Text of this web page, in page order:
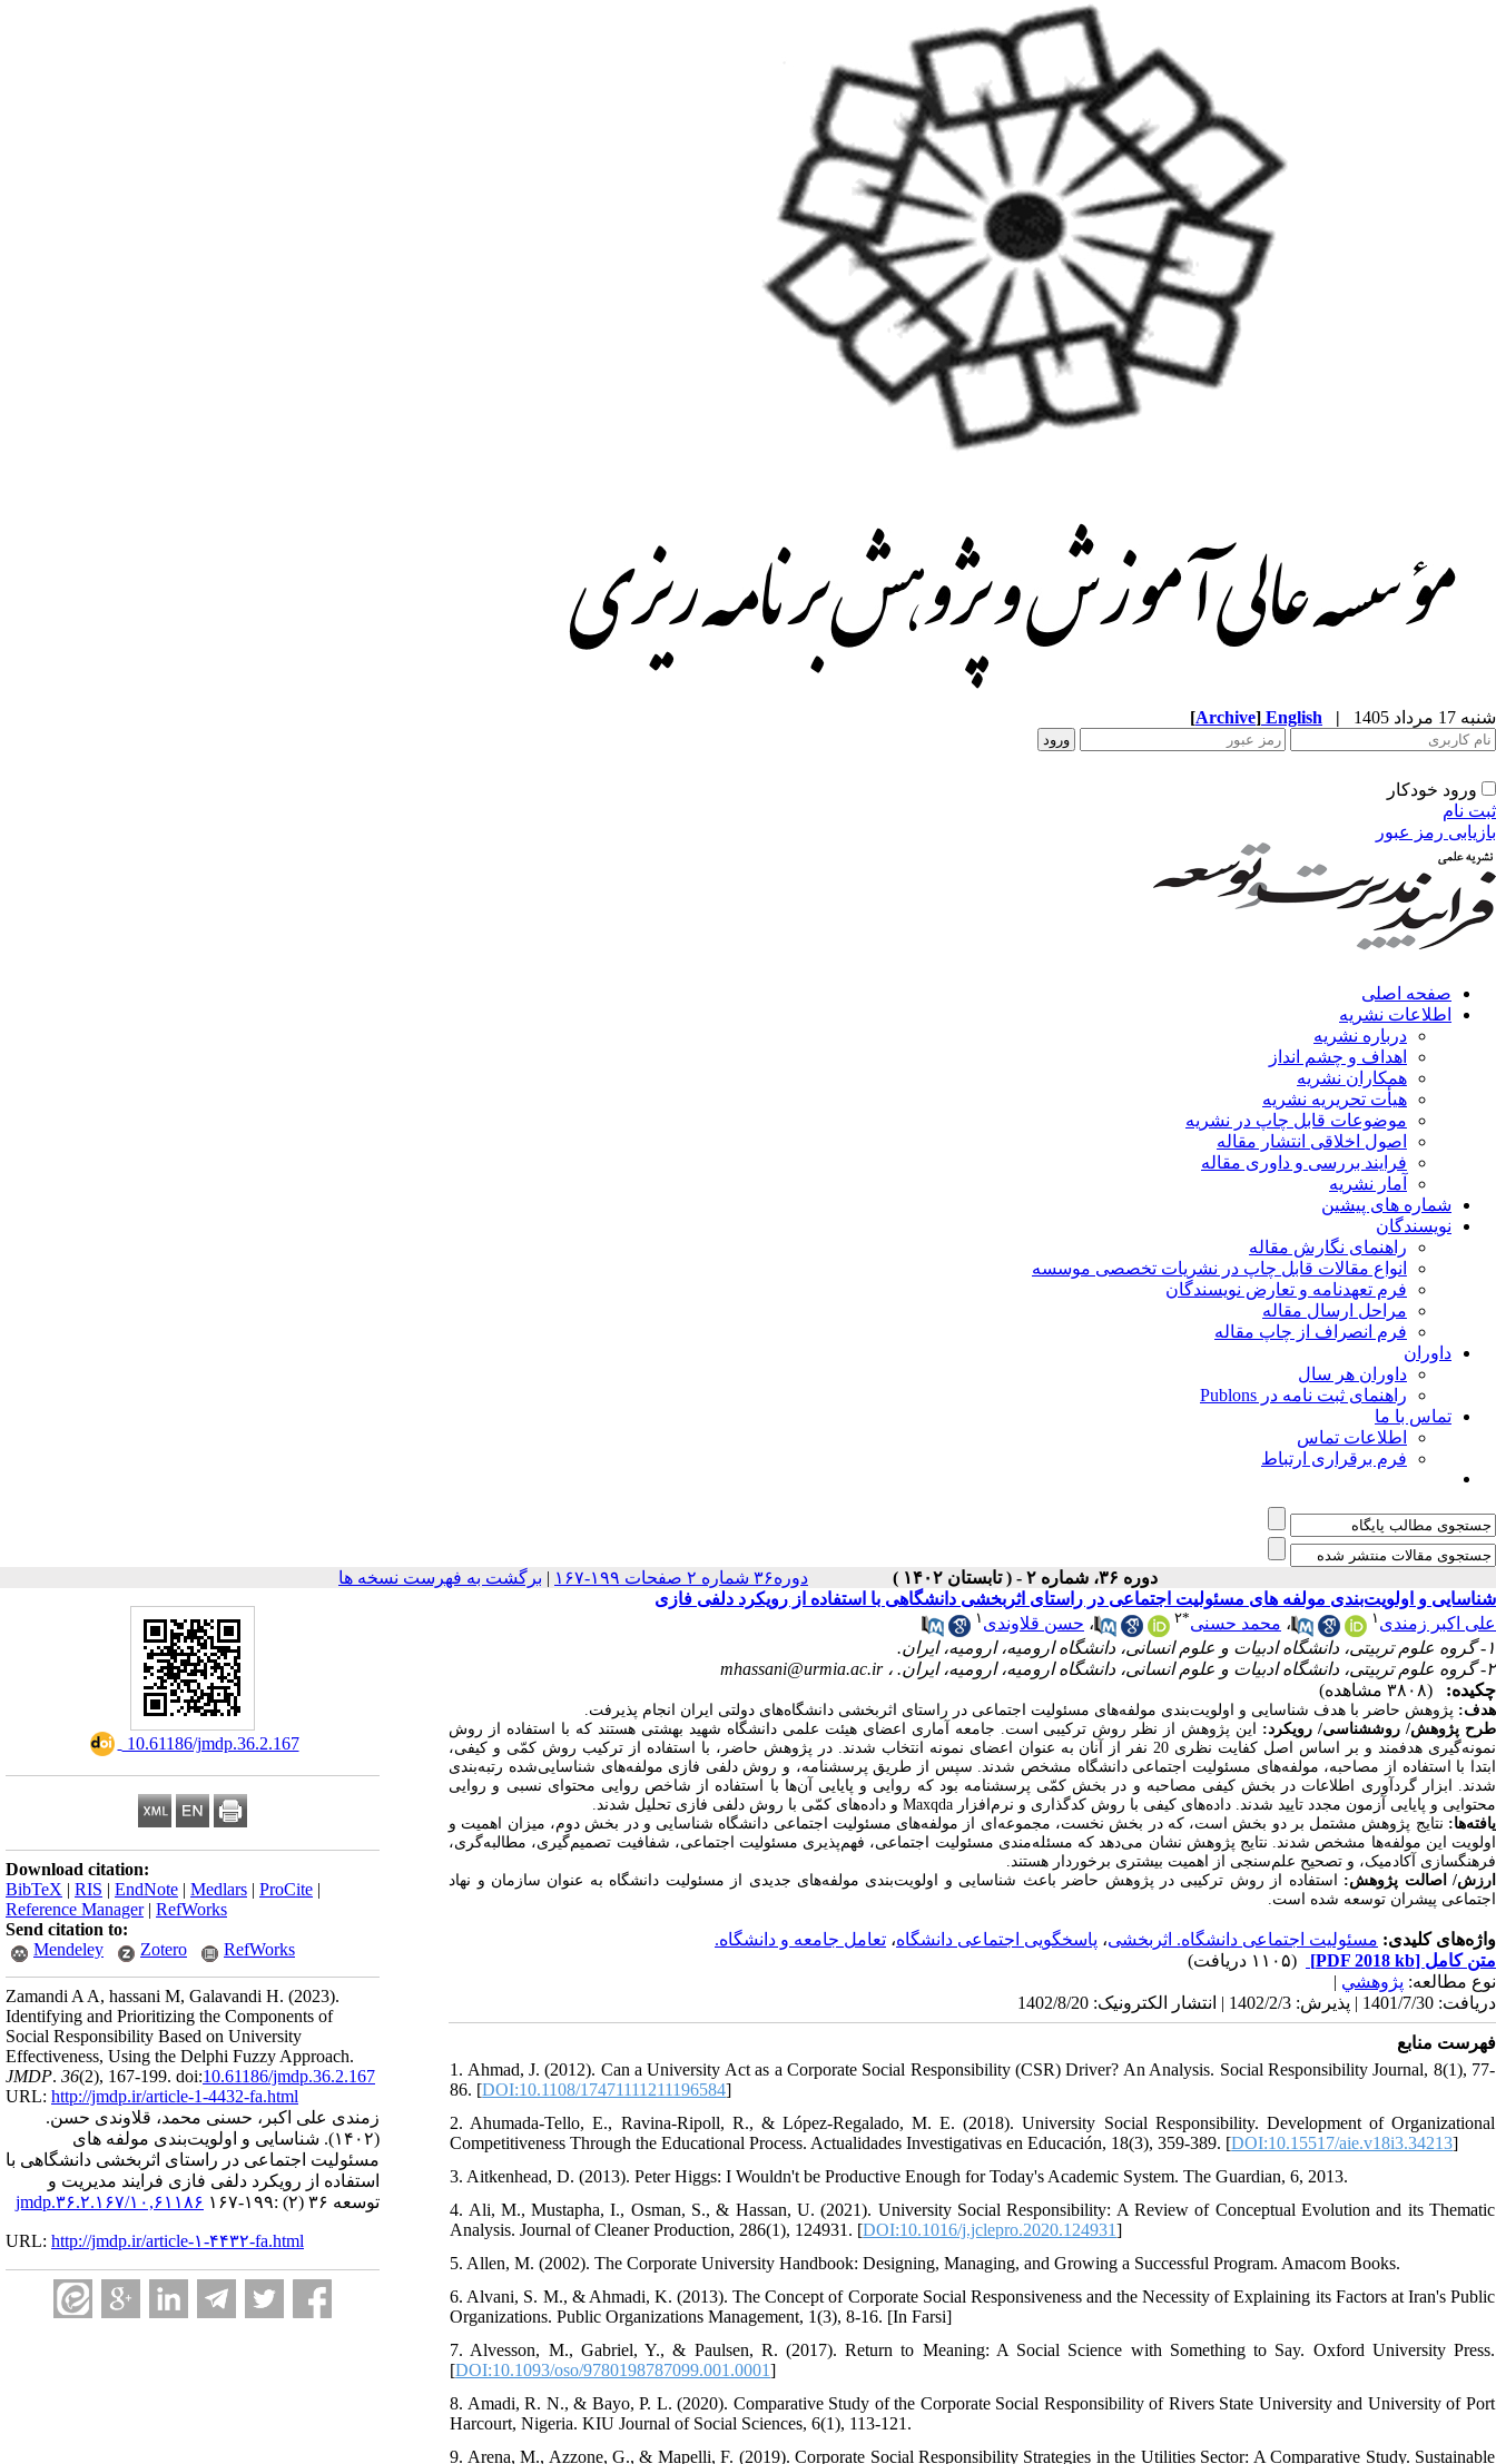
شنبه 17 مرداد 1405 |
English
[Archive]
ورود خودکار
ثبت نام
بازیابی رمز عبور
صفحه اصلی
اطلاعات نشریه
درباره نشریه
اهداف و چشم انداز
همکاران نشریه
هیأت تحریریه نشریه
موضوعات قابل چاپ در نشریه
اصول اخلاقی انتشار مقاله
فرایند بررسی و داوری مقاله
آمار نشریه
شماره های پیشین
نویسندگان
راهنمای نگارش مقاله
انواع مقالات قابل چاپ در نشریات تخصصی موسسه
فرم تعهدنامه و تعارض نویسندگان
مراحل ارسال مقاله
فرم انصراف از چاپ مقاله
داوران
داوران هر سال
راهنمای ثبت نامه در Publons
تماس با ما
اطلاعات تماس
فرم برقراری ارتباط
دوره ۳۶، شماره ۲ - ( تابستان ۱۴۰۲ ) دوره۳۶ شماره ۲ صفحات ۱۹۹-۱۶۷ | برگشت به فهرست نسخه ها
‎ 10.61186/jmdp.36.2.167
Download citation:
BibTeX | RIS | EndNote | Medlars | ProCite |
Reference Manager| RefWorks
Send citation to:
Mendeley
Zotero RefWorks
Zamandi A A, hassani M, Galavandi H. (2023).
Identifying and Prioritizing the Components of
Social Responsibility Based on University
Effectiveness, Using the Delphi Fuzzy Approach.
JMDP. 36(2), 167-199. doi:10.61186/jmdp.36.2.167
URL: http://jmdp.ir/article-1-4432-fa.html
زمندی علی اکبر، حسنی محمد، قلاوندی حسن.
(۱۴۰۲).
شناسایی و اولویت‌بندی مولفه های
مسئولیت اجتماعی در راستای اثربخشی دانشگاهی با
استفاده از رویکرد دلفی فازی فرایند مدیریت و
توسعه ۳۶ (۲) :۱۹۹-۱۶۷
۱۰,۶۱۱۸۶/jmdp.۳۶.۲.۱۶۷
URL: http://jmdp.ir/article-۱-۴۴۳۲-fa.html
شناسایی و اولویت‌بندی مولفه های مسئولیت اجتماعی در راستای اثربخشی دانشگاهی با استفاده از رویکرد دلفی فازی
علی اکبر زمندی ۱ ، محمد حسنی*۲ ، حسن قلاوندی ۱
۱- گروه علوم تربیتی، دانشگاه ادبیات و علوم انسانی، دانشگاه ارومیه، ارومیه، ایران.
۲- گروه علوم تربیتی، دانشگاه ادبیات و علوم انسانی، دانشگاه ارومیه، ارومیه، ایران. ،
mhassani@urmia.ac.ir
چکیده:
(۳۸۰۸ مشاهده)
هدف: پژوهش حاضر با هدف شناسایی و اولویت‌‌‌بندی مولفه‌های مسئولیت اجتماعی در راستای اثربخشی دانشگاه‌های دولتی ایران انجام پذیرفت.
طرح پژوهش/ روش‏شناسی/ رویکرد: این پژوهش از نظر روش ترکیبی است. جامعه آماری اعضای هیئت علمی دانشگاه شهید‌ بهشتی هستند که با استفاده از روش
نمونه‌گیری هدفمند و بر اساس اصل کفایت نظری 20 نفر از آنان به‌ عنوان اعضای نمونه انتخاب شدند. در پژوهش حاضر، با استفاده از ترکیب روش کمّی و کیفی،
ابتدا با استفاده از مصاحبه، مولفه‌های مسئولیت اجتماعی دانشگاه مشخص شدند. سپس از طریق پرسشنامه، و روش دلفی فازی مولفه‌های شناسایی‏‌شده رتبه‌بندی
شدند. ابزار گردآوری اطلاعات در بخش کیفی مصاحبه و در بخش کمّی پرسشنامه بود که روایی و پایا‌یی آن‌ها با استفاده از شاخص روایی محتوای نسبی و روایی
محتوایی و پایا‌یی آزمون مجدد تایید شدند. داده‌های کیفی با روش کد‌گذاری و نرم‌افزار Maxqda و داده‌های کمّی با روش دلفی فازی تحلیل شدند.
یافته‌ها: نتایج پژوهش مشتمل بر دو بخش است، که در بخش نخست، مجموعه‌ای از مولفه‌های مسئولیت اجتماعی دانشگاه شناسایی و در بخش دوم، میزان اهمیت و
اولویت این مولفه‌ها مشخص شدند. نتایج پژوهش نشان می‌دهد که مسئله‌مندی مسئولیت اجتماعی، فهم‌پذیری مسئولیت اجتماعی، شفافیت تصمیم‌گیری، مطالبه‌گری،
فرهنگ‎سازی آکادمیک، و تصحیح علم‌سنجی از اهمیت بیش‎تری برخوردار هستند.
ارزش/ اصالت پژوهش: استفاده از روش ترکیبی در پژوهش حاضر باعث شناسایی و اولویت‌بندی مولفه‌های جدیدی از مسئولیت دانشگاه به عنوان سازمان و نهاد
اجتماعی پیشران توسعه شده است.
واژه‌های کلیدی: مسئولیت اجتماعی دانشگاه. اثربخشی، پاسخگویی اجتماعی دانشگاه، تعامل جامعه و دانشگاه.
متن کامل [PDF 2018 kb]
(۱۱۰۵ دریافت)
نوع مطالعه: پژوهشي |
دریافت: 1401/7/30 | پذیرش: 1402/2/3 | انتشار الکترونیک: 1402/8/20
فهرست منابع
1. Ahmad, J. (2012). Can a University Act as a Corporate Social Responsibility (CSR) Driver? An Analysis. Social Responsibility Journal, 8(1), 77-
86. [DOI:10.1108/17471111211196584]
2. Ahumada-Tello, E., Ravina-Ripoll, R., & López-Regalado, M. E. (2018). University Social Responsibility. Development of Organizational
Competitiveness Through the Educational Process. Actualidades Investigativas en Educación, 18(3), 359-389. [DOI:10.15517/aie.v18i3.34213]
3. Aitkenhead, D. (2013). Peter Higgs: I Wouldn't be Productive Enough for Today's Academic System. The Guardian, 6, 2013.
4. Ali, M., Mustapha, I., Osman, S., & Hassan, U. (2021). University Social Responsibility: A Review of Conceptual Evolution and its Thematic
Analysis. Journal of Cleaner Production, 286(1), 124931. [DOI:10.1016/j.jclepro.2020.124931]
5. Allen, M. (2002). The Corporate University Handbook: Designing, Managing, and Growing a Successful Program. Amacom Books.
6. Alvani, S. M., & Ahmadi, K. (2013). The Concept of Corporate Social Responsiveness and the Necessity of Explaining its Factors at Iran's Public
Organizations. Public Organizations Management, 1(3), 8-16. [In Farsi]
7. Alvesson, M., Gabriel, Y., & Paulsen, R. (2017). Return to Meaning: A Social Science with Something to Say. Oxford University Press.
[DOI:10.1093/oso/9780198787099.001.0001]
8. Amadi, R. N., & Bayo, P. L. (2020). Comparative Study of the Corporate Social Responsibility of Rivers State University and University of Port
Harcourt, Nigeria. KIU Journal of Social Sciences, 6(1), 113-121.
9. Arena, M., Azzone, G., & Mapelli, F. (2019). Corporate Social Responsibility Strategies in the Utilities Sector: A Comparative Study. Sustainable